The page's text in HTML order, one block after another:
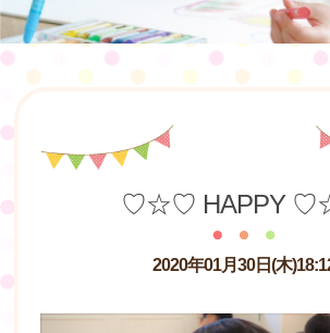
♡☆♡ HAPPY
2020年01月30日(木